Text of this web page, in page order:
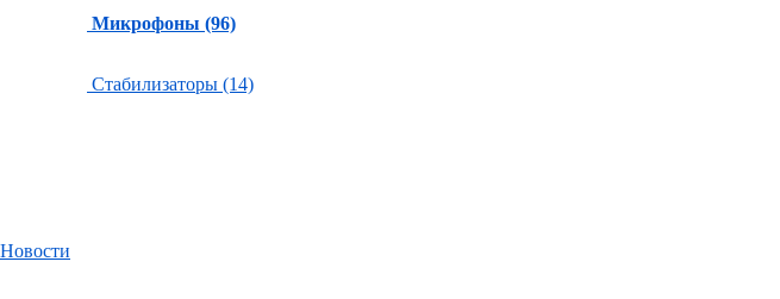
Микрофоны (96)
Стабилизаторы (14)
Новости